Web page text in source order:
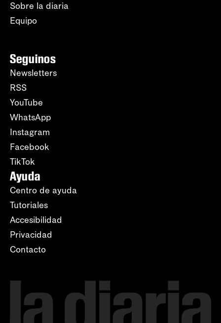
Sobre la diaria
Equipo
Seguinos
Newsletters
RSS
YouTube
WhatsApp
Instagram
Facebook
TikTok
Ayuda
Centro de ayuda
Tutoriales
Accesibilidad
Privacidad
Contacto